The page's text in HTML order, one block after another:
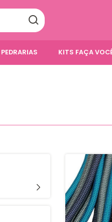
PEDRARIAS KITS FAÇA